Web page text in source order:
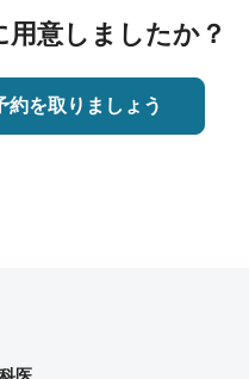
意しましたか？
を取りましょう
医